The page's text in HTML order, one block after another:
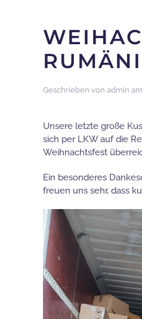
Geschrieben von admin am
Unsere letzte große
sich per LKW auf die
Weihnachtsfest
Ein besonderes
freuen uns sehr, dass